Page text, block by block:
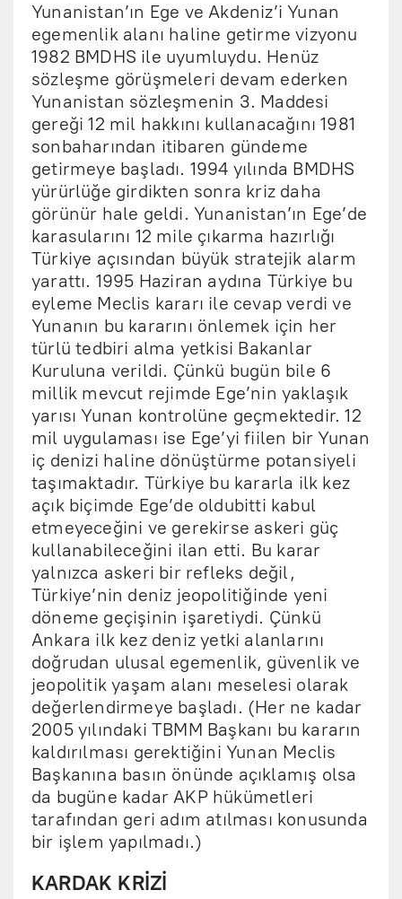
Yunanistan’ın Ege ve Akdeniz’i Yunan
egemenlik alanı haline getirme vizyonu
1982 BMDHS ile uyumluydu. Henüz
sözleşme görüşmeleri devam ederken
Yunanistan sözleşmenin 3. Maddesi
gereği 12 mil hakkını kullanacağını 1981
sonbaharından itibaren gündeme
getirmeye başladı. 1994 yılında BMDHS
yürürlüğe girdikten sonra kriz daha
görünür hale geldi. Yunanistan’ın Ege’de
karasularını 12 mile çıkarma hazırlığı
Türkiye açısından büyük stratejik alarm
yarattı. 1995 Haziran aydına Türkiye bu
eyleme Meclis kararı ile cevap verdi ve
Yunanın bu kararını önlemek için her
türlü tedbiri alma yetkisi Bakanlar
Kuruluna verildi. Çünkü bugün bile 6
millik mevcut rejimde Ege’nin yaklaşık
yarısı Yunan kontrolüne geçmektedir. 12
mil uygulaması ise Ege’yi fiilen bir Yunan
iç denizi haline dönüştürme potansiyeli
taşımaktadır. Türkiye bu kararla ilk kez
açık biçimde Ege’de oldubitti kabul
etmeyeceğini ve gerekirse askeri güç
kullanabileceğini ilan etti. Bu karar
yalnızca askeri bir refleks değil,
Türkiye’nin deniz jeopolitiğinde yeni
döneme geçişinin işaretiydi. Çünkü
Ankara ilk kez deniz yetki alanlarını
doğrudan ulusal egemenlik, güvenlik ve
jeopolitik yaşam alanı meselesi olarak
değerlendirmeye başladı. (Her ne kadar
2005 yılındaki TBMM Başkanı bu kararın
kaldırılması gerektiğini Yunan Meclis
Başkanına basın önünde açıklamış olsa
da bugüne kadar AKP hükümetleri
tarafından geri adım atılması konusunda
bir işlem yapılmadı.)
KARDAK KRİZİ